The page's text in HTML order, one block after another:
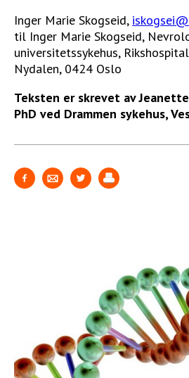
Inger Marie Skogseid,
til Inger Marie Skogseid,
universitetssykehus,
Nydalen, 0424 Oslo
Teksten er skrevet av
PhD ved Drammen sykehus,